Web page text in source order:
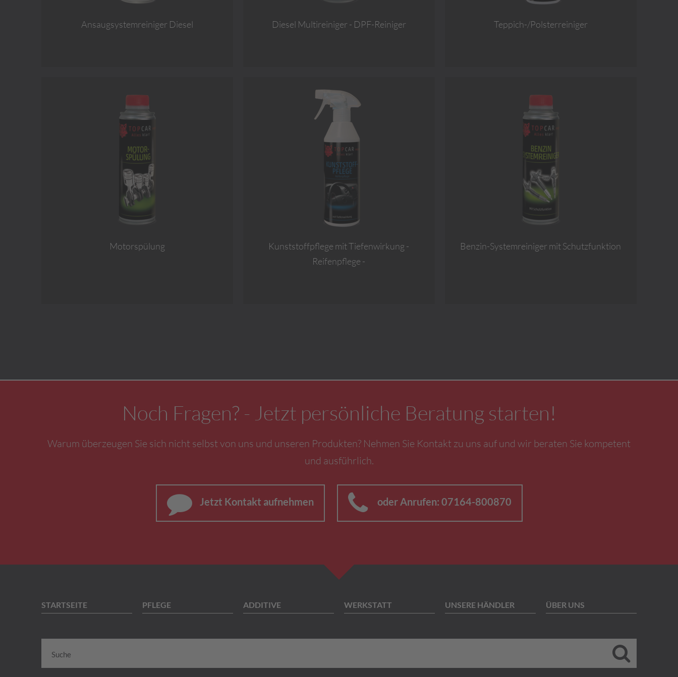
Ansaugsystemreiniger Diesel Diesel Multireiniger - DPF-Reiniger Teppich-/Polsterreiniger
Motorspülung
Kunststoffpflege mit Tiefenwirkung -
Reifenpflege -
Benzin-Systemreiniger mit Schutzfunktion
Noch Fragen? - Jetzt persönliche Beratung starten!
Warum überzeugen Sie sich nicht selbst von uns und unseren Produkten? Nehmen Sie Kontakt zu uns auf und wir beraten Sie kompetent
und ausführlich.
Jetzt Kontakt aufnehmen oder Anrufen: 07164-800870
STARTSEITE PFLEGE ADDITIVE WERKSTATT UNSERE HÄNDLER ÜBER UNS